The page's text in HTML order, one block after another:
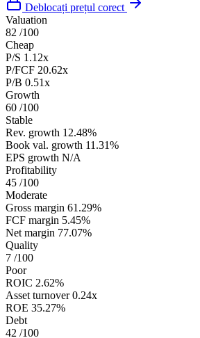
Deblocați prețul corect
Valuation
82 /100
Cheap
P/S 1.12x
P/FCF 20.62x
P/B 0.51x
Growth
60 /100
Stable
Rev. growth 12.48%
Book val. growth 11.31%
EPS growth N/A
Profitability
45 /100
Moderate
Gross margin 61.29%
FCF margin 5.45%
Net margin 77.07%
Quality
7 /100
Poor
ROIC 2.62%
Asset turnover 0.24x
ROE 35.27%
Debt
42 /100